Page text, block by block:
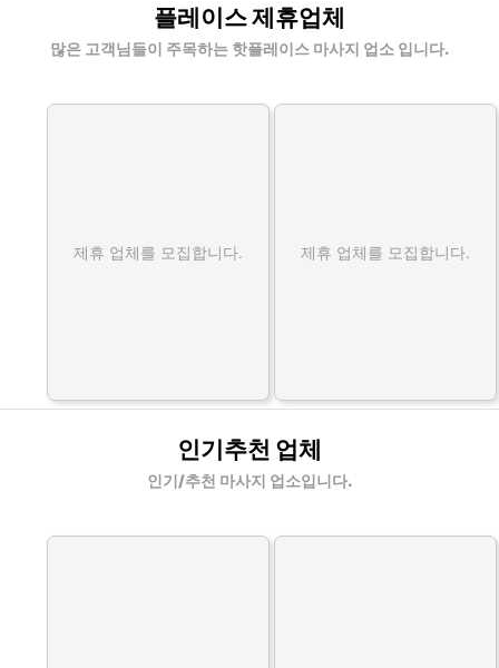
플레이스 제휴업체
많은 고객님들이 주목하는 핫플레이스 마사지 업소 입니다.
제휴 업체를 모집합니다. 제휴 업체를 모집합니다.
인기추천 업체
인기/추천 마사지 업소입니다.